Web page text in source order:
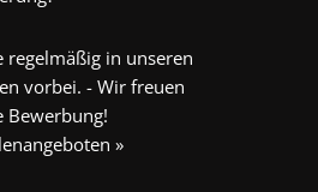
regelmäßig in unseren
vorbei. - Wir freuen
Bewerbung!
»